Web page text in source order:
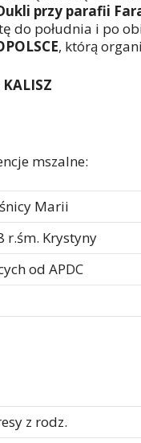
przy parafii
do południa i po
, którą
mszalne:
Marii
r.śm. Krystyny
od APDC
z rodz.